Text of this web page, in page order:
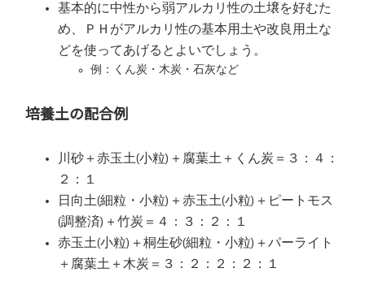
基本的に中性から弱アルカリ性の土壌を好むた
め、ＰＨがアルカリ性の基本用土や改良用土な
どを使ってあげるとよいでしょう。
例：くん炭・木炭・石灰など
培養土の配合例
川砂＋赤玉土(小粒)＋腐葉土＋くん炭＝３：４：
２：１
日向土(細粒・小粒)＋赤玉土(小粒)＋ピートモス
(調整済)＋竹炭＝４：３：２：１
赤玉土(小粒)＋桐生砂(細粒・小粒)＋パーライト
＋腐葉土＋木炭＝３：２：２：２：１